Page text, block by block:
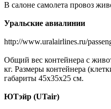
В салоне самолета провоз
Уральские авиалинии
http://www.uralairlines.ru/
Общий вес контейнера с
кг. Размеры контейнера
габариты 45х35х25 см.
ЮТэйр (UTair)